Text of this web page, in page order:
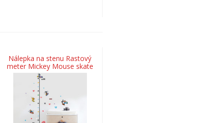
Nálepka na stenu Rastový
meter Mickey Mouse skate